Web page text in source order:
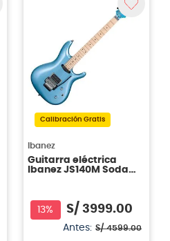
Calibración Gratis
Ibanez
Guitarra eléctrica
Ibanez JS140M Soda
13% S/ 3999.00
Antes: S/ 4599.00